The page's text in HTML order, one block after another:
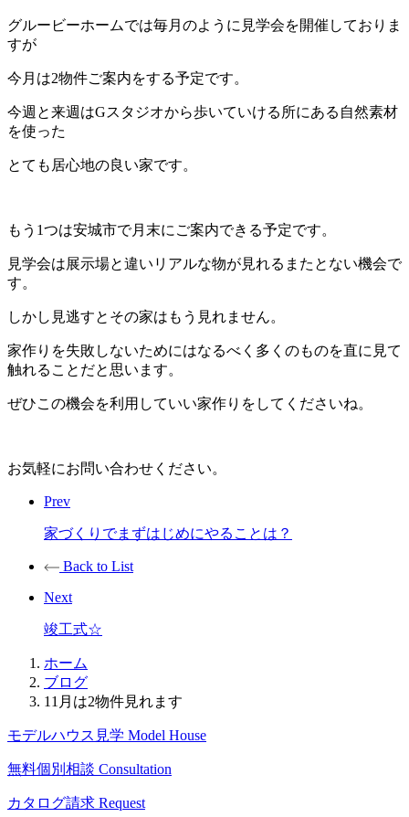
グルービーホームでは毎月のように見学会を開催しておりま
すが
今月は2物件ご案内をする予定です。
今週と来週はGスタジオから歩いていける所にある自然素材
を使った
とても居心地の良い家です。
もう1つは安城市で月末にご案内できる予定です。
見学会は展示場と違いリアルな物が見れるまたとない機会で
す。
しかし見逃すとその家はもう見れません。
家作りを失敗しないためにはなるべく多くのものを直に見て
触れることだと思います。
ぜひこの機会を利用していい家作りをしてくださいね。
お気軽にお問い合わせください。
Prev
家づくりでまずはじめにやることは？
Back to List
Next
竣工式☆
ホーム
ブログ
11月は2物件見れます
モデルハウス見学 Model House
無料個別相談 Consultation
カタログ請求 Request